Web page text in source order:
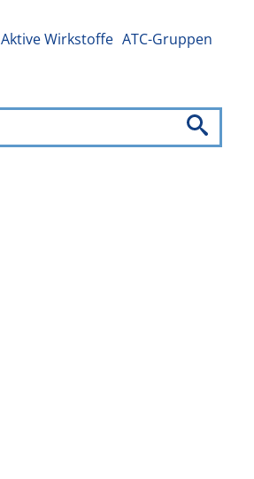
Aktive Wirkstoffe ATC-Gruppen